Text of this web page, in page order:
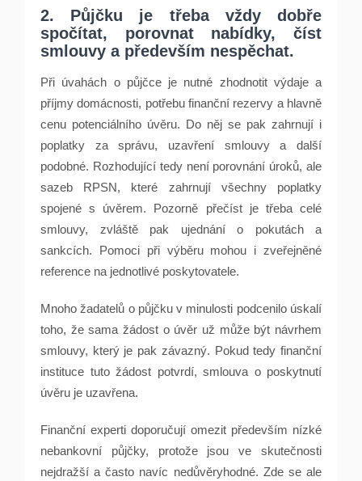
2. Půjčku je třeba vždy dobře
spočítat, porovnat nabídky, číst
smlouvy a především nespěchat.
Při úvahách o půjčce je nutné zhodnotit výdaje a
příjmy domácnosti, potřebu finanční rezervy a hlavně
cenu potenciálního úvěru. Do něj se pak zahrnují i
poplatky za správu, uzavření smlouvy a další
podobné. Rozhodující tedy není porovnání úroků, ale
sazeb RPSN, které zahrnují všechny poplatky
spojené s úvěrem. Pozorně přečíst je třeba celé
smlouvy, zvláště pak ujednání o pokutách a
sankcích. Pomoci při výběru mohou i zveřejněné
reference na jednotlivé poskytovatele.
Mnoho žadatelů o půjčku v minulosti podcenilo úskalí
toho, že sama žádost o úvěr už může být návrhem
smlouvy, který je pak závazný. Pokud tedy finanční
instituce tuto žádost potvrdí, smlouva o poskytnutí
úvěru je uzavřena.
Finanční experti doporučují omezit především nízké
nebankovní půjčky, protože jsou ve skutečnosti
nejdražší a často navíc nedůvěryhodné. Zde se ale